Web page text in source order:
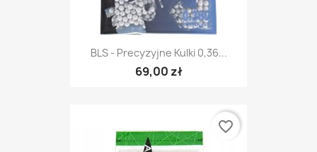
BLS - Precyzyjne Kulki 0,36...
69,00 zł
favorite_border